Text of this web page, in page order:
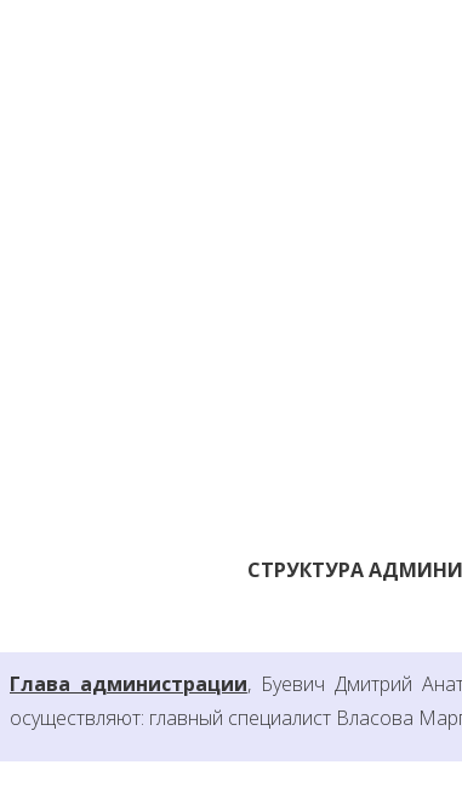
СТРУКТУРА
Глава администрации, Буевич Дмитрий
осуществляют: главный специалист Власова